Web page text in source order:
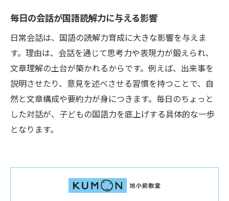
毎日の会話が国語読解力に与える影響
日常会話は、国語の読解力育成に大きな影響を与えま
す。理由は、会話を通じて思考力や表現力が鍛えられ、
文章理解の土台が築かれるからです。例えば、出来事を
説明させたり、意見を述べさせる習慣を持つことで、自
然と文章構成や要約力が身につきます。毎日のちょっと
した対話が、子どもの国語力を底上げする具体的な一歩
となります。